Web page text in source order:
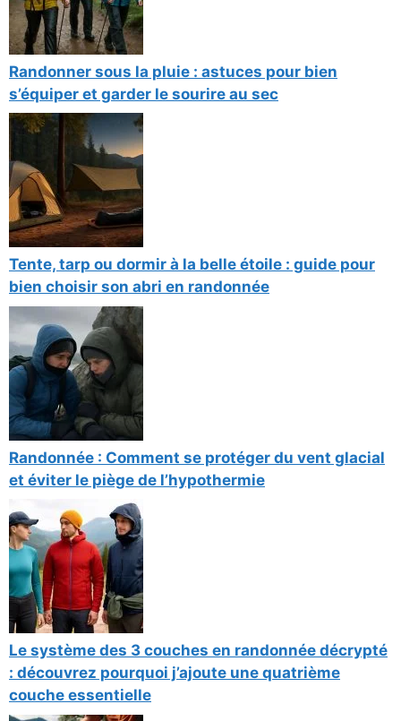
Randonner sous la pluie : astuces pour bien
s’équiper et garder le sourire au sec
Tente, tarp ou dormir à la belle étoile : guide pour
bien choisir son abri en randonnée
Randonnée : Comment se protéger du vent glacial
et éviter le piège de l’hypothermie
Le système des 3 couches en randonnée décrypté
: découvrez pourquoi j’ajoute une quatrième
couche essentielle